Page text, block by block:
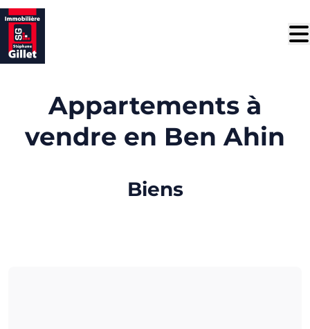
Aller au contenu principal
Appartements à
vendre en Ben Ahin
Biens